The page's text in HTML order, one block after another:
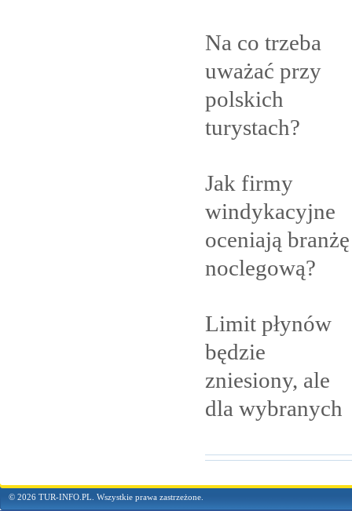
Na co trzeba
uważać przy
polskich
turystach?
Jak firmy
windykacyjne
oceniają branżę
noclegową?
Limit płynów
będzie
zniesiony, ale
dla wybranych
© 2026 TUR-INFO.PL. Wszystkie prawa zastrzeżone.